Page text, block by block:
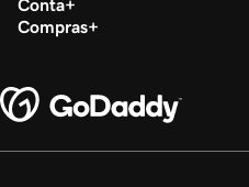
Conta
Compras